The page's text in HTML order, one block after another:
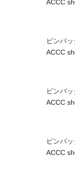
ACCC
ピンバッ
ACCC
ピンバッ
ACCC
ピンバッ
ACCC